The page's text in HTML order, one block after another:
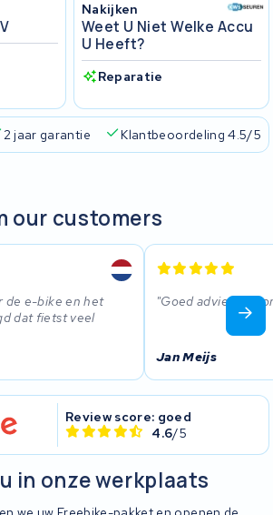
Nakijken
Weet U Niet Welke Accu
U Heeft?
Reparatie
2 jaar garantie Klantbeoordeling 4.5/5
our customers
de e-bike en het
dat fietst veel
Goed advies en
Jan Meijs
Review score: goed
4.6/5
in onze werkplaats